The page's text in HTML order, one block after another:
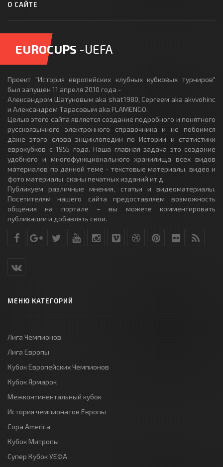
О САЙТЕ
EUROCUPS -UEFA
Проект "История европейских клубных кубковых турниров"
был запущен 11 апреля 2010 года -
Александром Шатуновым aka shat1980, Сергеем aka akvvohinc
и Александром Тарасовым aka FLAMENGO.
Целью этого сайта является создание подробного и понятного
русскоязычного электронного справочника и не побоимся
даже этого слова энциклопедии по Истории и статистики
еврокубков с 1955 года. Наша главная задача это создание
удобного и многофункционального хранилища всех видов
материалов по данной теме - текстовые материалы, видео и
фото материалы, сканы печатных изданий ит.д
Публикуем различные мнения, статьи и видеоматериалы.
Посетителям нашего сайта предоставляем возможность
общения на портале – вы можете комментировать
публикации и добавлять свои.
МЕНЮ КАТЕГОРИЙ
Лига Чемпионов
Лига Европы
Кубок Европейских Чемпионов
Кубок Ярмарок
Межконтинентальный кубок
История чемпионатов Европы
Copa America
Кубок Митропы
Супер Кубок УЕФА